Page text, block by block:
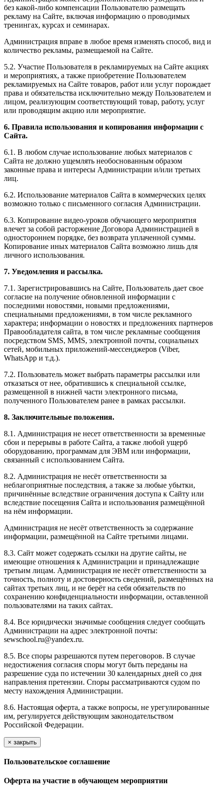
без какой-либо компенсации Пользователю размещать
рекламу на Сайте, включая информацию о проводимых
тренингах, курсах и семинарах.
Администрация вправе в любое время изменять способ, вид и
количество рекламы, размещаемой на Сайте.
5.2. Участие Пользователя в рекламируемых на Сайте акциях
и мероприятиях, а также приобретение Пользователем
рекламируемых на Сайте товаров, работ или услуг порождает
права и обязательства исключительно между Пользователем и
лицом, реализующим соответствующий товар, работу, услуг
или проводящим акцию или мероприятие.
6. Правила использования и копирования информации с
Сайта.
6.1. В любом случае использование любых материалов с
Сайта не должно ущемлять необоснованным образом
законные права и интересы Администрации и/или третьих
лиц.
6.2. Использование материалов Сайта в коммерческих целях
возможно только с письменного согласия Администрации.
6.3. Копирование видео-уроков обучающего мероприятия
влечет за собой расторжение Договора Администрацией в
одностороннем порядке, без возврата уплаченной суммы.
Копирование иных материалов Сайта возможно лишь для
личного использования.
7. Уведомления и рассылка.
7.1. Зарегистрировавшись на Сайте, Пользователь дает свое
согласие на получение обновленной информации с
последними новостями, новыми предложениями,
специальными предложениями, в том числе рекламного
характера; информации о новостях и предложениях партнеров
Правообладателя сайта, в том числе рекламные сообщения
посредством SMS, MMS, электронной почты, социальных
сетей, мобильных приложений-мессенджеров (Viber,
WhatsApp и т.д.).
7.2. Пользователь может выбрать параметры рассылки или
отказаться от нее, обратившись к специальной ссылке,
размещенной в нижней части электронного письма,
полученного Пользователем ранее в рамках рассылки.
8. Заключительные положения.
8.1. Администрация не несет ответственности за временные
сбои и перерывы в работе Сайта, а также любой ущерб
оборудованию, программам для ЭВМ или информации,
связанный с использованием Сайта.
8.2. Администрация не несёт ответственности за
неблагоприятные последствия, а также за любые убытки,
причинённые вследствие ограничения доступа к Сайту или
вследствие посещения Сайта и использования размещённой
на нём информации.
Администрация не несёт ответственность за содержание
информации, размещённой на Сайте третьими лицами.
8.3. Сайт может содержать ссылки на другие сайты, не
имеющие отношения к Администрации и принадлежащие
третьим лицам. Администрация не несёт ответственности за
точность, полноту и достоверность сведений, размещённых на
сайтах третьих лиц, и не берёт на себя обязательств по
сохранению конфиденциальности информации, оставленной
пользователями на таких сайтах.
8.4. Все юридически значимые сообщения следует сообщать
Администрации на адрес электронной почты:
sewschool.ru@yandex.ru.
8.5. Все споры разрешаются путем переговоров. В случае
недостижения согласия споры могут быть переданы на
разрешение суда по истечении 30 календарных дней со дня
направления претензии. Споры рассматриваются судом по
месту нахождения Администрации.
8.6. Настоящая оферта, а также вопросы, не урегулированные
им, регулируется действующим законодательством
Российской Федерации.
× закрыть
Пользовательское соглашение
Оферта на участие в обучающем мероприятии